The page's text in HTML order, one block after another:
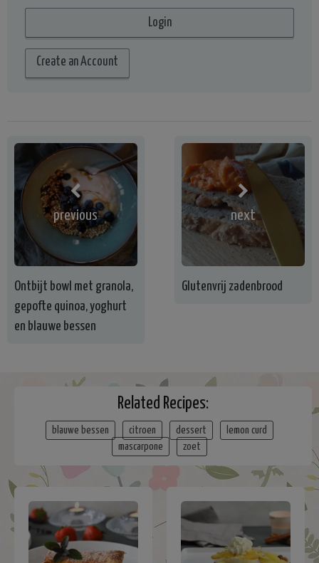
Create an Account
previous
Ontbijt bowl met granola,
gepofte quinoa, yoghurt
en blauwe bessen
next
Glutenvrij zadenbrood
Related Recipes:
blauwe bessen citroen dessert
lemon curd
mascarpone
zoet